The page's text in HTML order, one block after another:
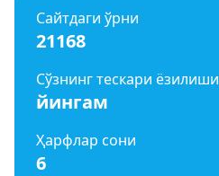
Сайтдаги ўрни
21168
Сўзнинг тескари ёзилиши
йингам
Ҳарфлар сони
6